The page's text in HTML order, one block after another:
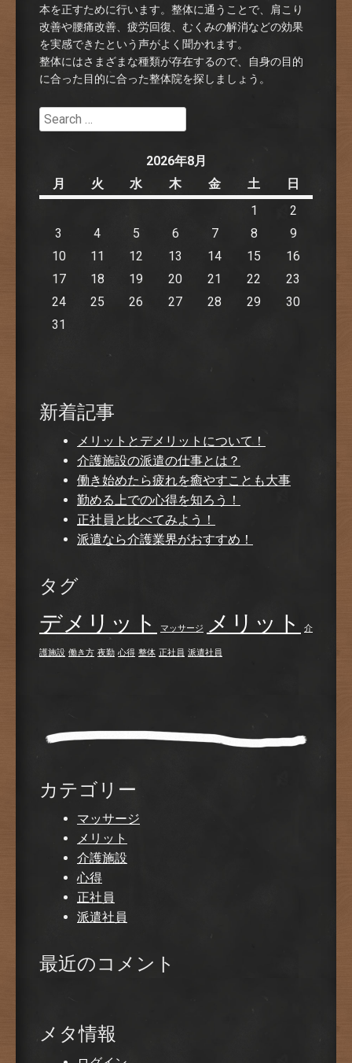
本を正すために行います。整体に通うことで、肩こり
改善や腰痛改善、疲労回復、むくみの解消などの効果
を実感できたという声がよく聞かれます。
整体にはさまざまな種類が存在するので、自身の目的
に合った目的に合った整体院を探しましょう。
Search
2026年8月
月
火 水 木 金 土
日
1
2
3
4 5 6 7 8
9
10
11 12 13 14 15
16
17
18 19 20 21 22
23
24
25 26 27 28 29
30
31
新着記事
メリットとデメリットについて！
介護施設の派遣の仕事とは？
働き始めたら疲れを癒やすことも大事
勤める上での心得を知ろう！
正社員と比べてみよう！
派遣なら介護業界がおすすめ！
タグ
デメリット マッサージ メリット 介
護施設 働き方 夜勤 心得 整体 正社員 派遣社員
カテゴリー
マッサージ
メリット
介護施設
心得
正社員
派遣社員
最近のコメント
メタ情報